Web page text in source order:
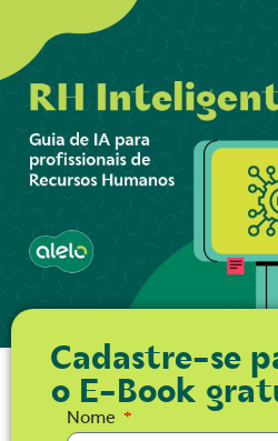
Cadastre-se
o E-Book
Nome